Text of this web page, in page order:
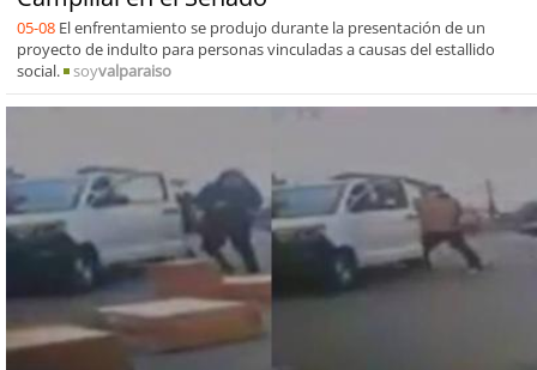
05-08 El enfrentamiento se produjo durante la presentación de un
proyecto de indulto para personas vinculadas a causas del estallido
social.
soyvalparaiso